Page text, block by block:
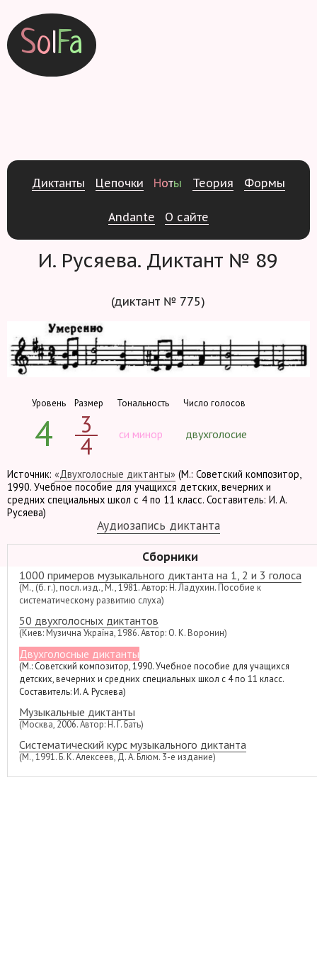
SolFa
Диктанты Цепочки Ноты Теория Формы
Andante О сайте
И. Русяева. Диктант № 89
(диктант № 775)
Уровень
4
Размер
3
4
Тональность
си минор
Число голосов
двухголосие
Источник: «Двухголосные диктанты» (М.: Советский композитор,
1990. Учебное пособие для учащихся детских, вечерних и
средних специальных школ с 4 по 11 класс. Составитель: И. А.
Русяева)
Аудиозапись диктанта
Сборники
1000 примеров музыкального диктанта на 1, 2 и 3 голоса
(М., (б. г.), посл. изд., М., 1981. Автор: Н. Ладухин. Пособие к
систематическому развитию слуха)
50 двухголосных диктантов
(Киев: Музична Україна, 1986. Автор: О. К. Воронин)
Двухголосные диктанты
(М.: Советский композитор, 1990. Учебное пособие для учащихся
детских, вечерних и средних специальных школ с 4 по 11 класс.
Составитель: И. А. Русяева)
Музыкальные диктанты
(Москва, 2006. Автор: Н. Г. Бать)
Систематический курс музыкального диктанта
(М., 1991. Б. К. Алексеев, Д. А. Блюм. 3-е издание)